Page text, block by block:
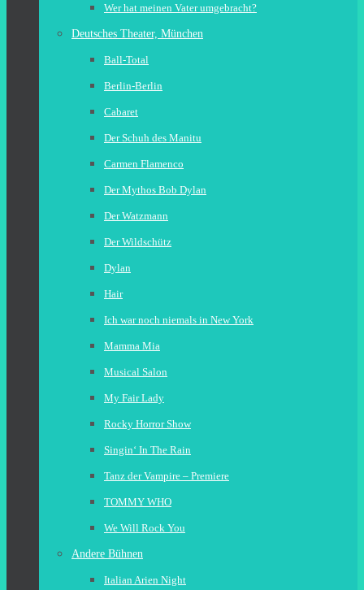
Wer hat meinen Vater umgebracht?
Deutsches Theater, München
Ball-Total
Berlin-Berlin
Cabaret
Der Schuh des Manitu
Carmen Flamenco
Der Mythos Bob Dylan
Der Watzmann
Der Wildschütz
Dylan
Hair
Ich war noch niemals in New York
Mamma Mia
Musical Salon
My Fair Lady
Rocky Horror Show
Singin‘ In The Rain
Tanz der Vampire – Premiere
TOMMY WHO
We Will Rock You
Andere Bühnen
Italian Arien Night